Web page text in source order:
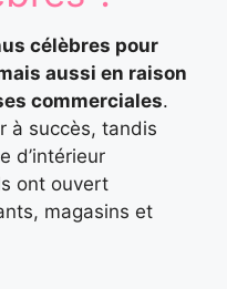
célèbres pour
aussi en raison
commerciales.
à succès, tandis
d’intérieur
ont ouvert
magasins et